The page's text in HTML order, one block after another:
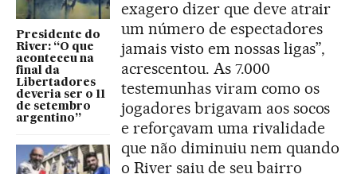
Presidente do
River: “O que
aconteceu na
final da
Libertadores
deveria ser o 11
de setembro
argentino”
exagero dizer que deve atrair
um número de espectadores
jamais visto em nossas ligas”,
acrescentou. As 7.000
testemunhas viram como os
jogadores brigavam aos socos
e reforçavam uma rivalidade
que não diminuiu nem quando
o River saiu de seu bairro